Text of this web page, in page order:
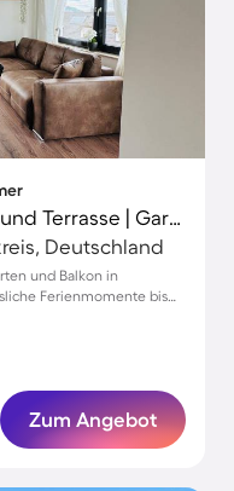
Ferienhaus mit Garten, Grill und Terrasse | Gartenblick
Deutschland
und Balkon in
Ferienmomente bis
Zum Angebot